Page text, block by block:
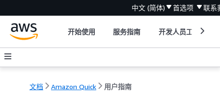
中文 (简体) 首选项 联系
开始使用 服务指南 开发人员工具
文档 Amazon Quick 用户指南